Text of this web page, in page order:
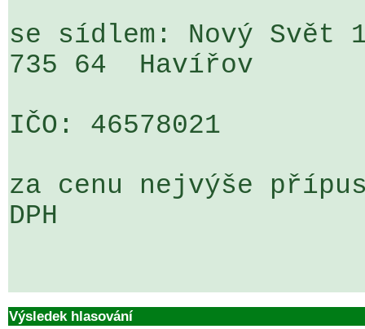
se sídlem: Nový Svět
735 64  Havířov
IČO: 46578021
za cenu nejvýše
DPH
Výsledek hlasování